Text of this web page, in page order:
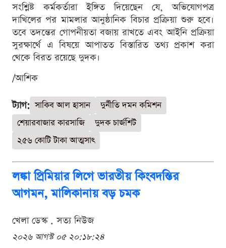
সংশ্লিষ্ট কর্মকর্তারা ইঙ্গিত দিয়েছেন যে, অভিযোগপত্র
দাখিলের পর মামলার আনুষ্ঠানিক বিচার প্রক্রিয়া শুরু হবে।
তবে তদন্তের গোপনীয়তা বজায় রাখতে এবং আইনি প্রক্রিয়া
সুরক্ষার্থে এ বিষয়ে আপাতত বিস্তারিত তথ্য প্রকাশ করা
থেকে বিরত রয়েছে দুদক।
/আশিক
ট্যাগ: সাকিব আল হাসান
দুর্নীতি দমন কমিশন
শেয়ারবাজার কারসাজি
দুদক চার্জশিট
২৫৬ কোটি টাকা আত্মসাৎ
লঙ্কা প্রিমিয়ার লিগে ভারতীয় কিংবদন্তির
আগমন, মালিকানায় বড় চমক
খেলা ডেস্ক . সত্য নিউজ
২০২৬ আগস্ট ০৫ ২০:১৮:২৪